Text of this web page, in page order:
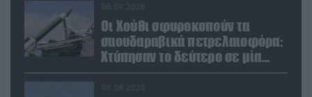
Οι Χούθι σφυροκοπούν τα
σαουδαραβικά πετρελαιοφόρα:
Χτύπησαν το δεύτερο σε μία
ημέρα στην Ερυθρά Θάλασσα